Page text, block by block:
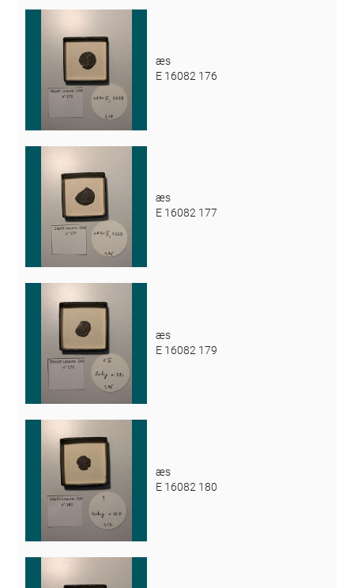
æs
E 16082 176
æs
E 16082 177
æs
E 16082 179
æs
E 16082 180